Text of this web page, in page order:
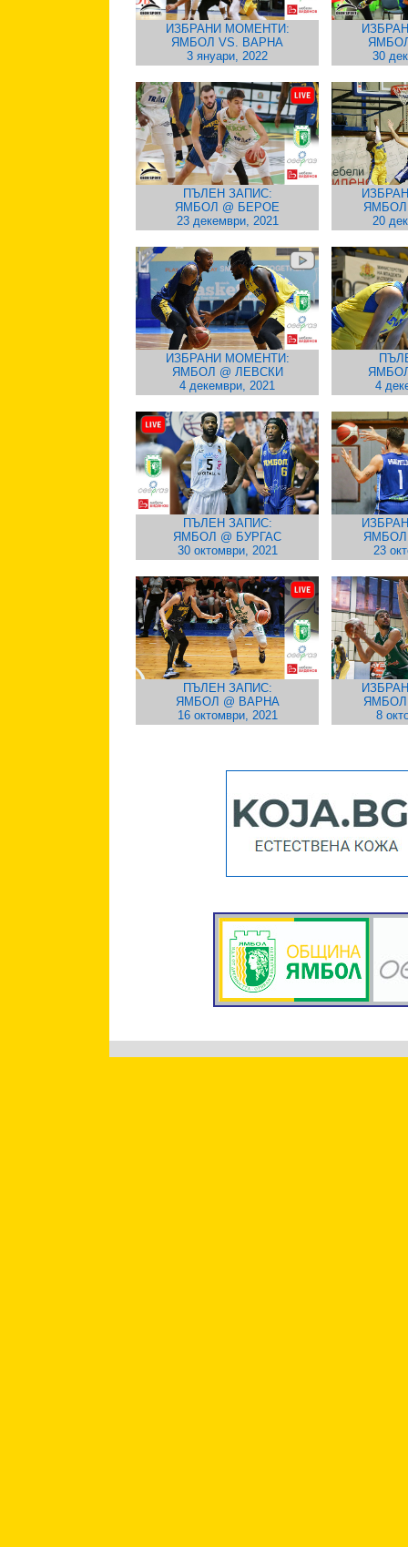
ИЗБРАНИ МОМЕНТИ:
ЯМБОЛ VS. ВАРНА
3 януари, 2022
30
ПЪЛЕН ЗАПИС:
ЯМБОЛ @ БЕРОЕ
23 декември, 2021
ЯМБОЛ
20
ИЗБРАНИ МОМЕНТИ:
ЯМБОЛ @ ЛЕВСКИ
4 декември, 2021
4
ПЪЛЕН ЗАПИС:
ЯМБОЛ @ БУРГАС
30 октомври, 2021
ЯМБОЛ
23
ПЪЛЕН ЗАПИС:
ЯМБОЛ @ ВАРНА
16 октомври, 2021
ЯМБОЛ
8